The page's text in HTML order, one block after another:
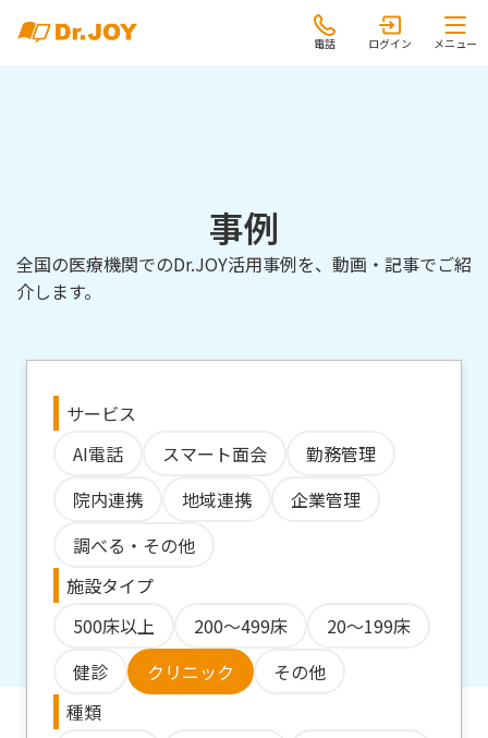
電話 ログイン メニュー
事例
全国の医療機関でのDr.JOY活用事例を、動画・記事でご紹
介します。
サービス
AI電話
スマート面会
勤務管理
院内連携
地域連携
企業管理
調べる・その他
施設タイプ
500床以上
200～499床
20～199床
健診
クリニック
その他
種類